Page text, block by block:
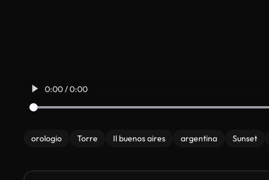
0:00 / 0:00
orologio Torre Il buenos aires argentina Sunset